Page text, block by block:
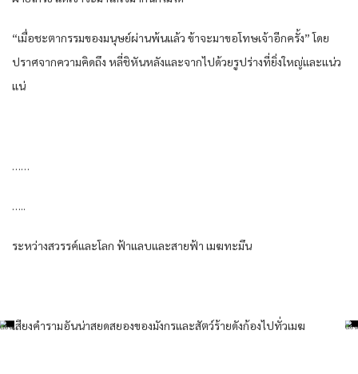
“เมื่อชะตากรรมของมนุษย์ผ่านพ้นแล้ว ข้าจะมาขอโทษเจ้าอีกครั้ง” โดย
ปราศจากความคิดถึง หลี่ชิหันหลังและจากไปด้วยรูปร่างที่ยิ่งใหญ่และแน่ว
แน่
……
…..
ระหว่างสวรรค์และโลก ฟ้าแลบและสายฟ้า เมฆทะมึน
เสียงคำรามอันน่าสยดสยองของมังกรและสัตว์ร้ายดังก้องไปทั่วเมฆ